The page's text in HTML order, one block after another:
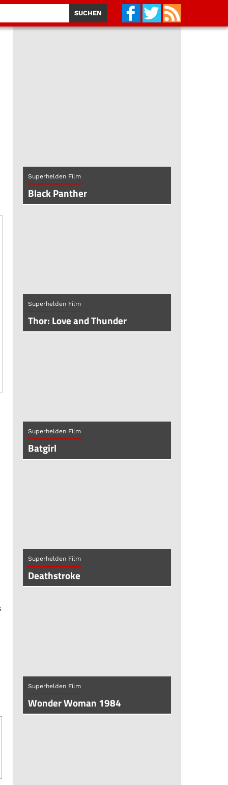
Superhelden Film
Black Panther
Superhelden Film
Thor: Love and Thunder
Superhelden Film
Batgirl
Superhelden Film
Deathstroke
Superhelden Film
Wonder Woman 1984